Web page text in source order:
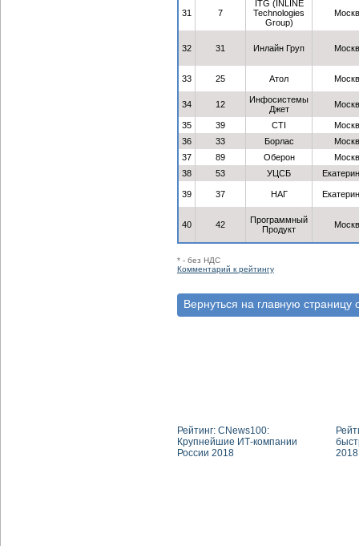
31 7
ITG (INLINE
Technologies
Group)
32 31 Инлайн Груп
33 25 Атол
34 12
Инфосистемы
Джет
35 39 CTI
36
33 Борлас
37
89 Оберон
38
53 УЦСБ
39 37 НАГ
40 42
Программный
Продукт
* - без НДС
Комментарий к рейтингу
Вернуться на главную страницу
Рейтинг: CNews100:
Крупнейшие ИТ-компании
России 2018
2018